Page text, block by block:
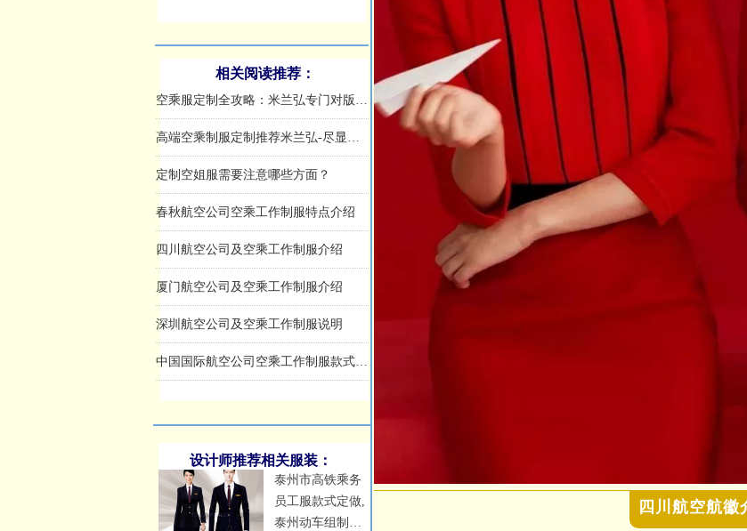
四川航空航徽
相关阅读推荐：
定制空姐服需要注意哪些方面？
春秋航空公司空乘工作制服特点介绍
四川航空公司及空乘工作制服介绍
厦门航空公司及空乘工作制服介绍
深圳航空公司及空乘工作制服说明
中国东方航空公司乘务员工作制服介绍
奥凯航空公司祥云空姐工作制服
九元航空公司拼色空乘制服套装
华夏航空公司蓝色空乘服套装
吉祥航空公司新空姐制服
铁路郑州站高铁动姐紫红色职业装
中国国泰航空公司之吉庆红空姐工作服
韩国航空德威空姐制服
高铁青岛北站、济南西站工服赏析
设计师推荐相关服装：
泰州市高铁乘务
员工服款式定做,
泰州动车组制服